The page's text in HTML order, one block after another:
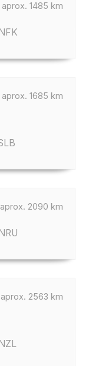
aprox. 1485 km
aprox. 1685 km
aprox. 2090 km
aprox. 2563 km